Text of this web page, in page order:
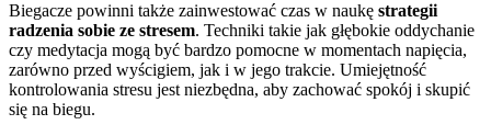
Biegacze powinni także zainwestować czas w naukę strategii
radzenia sobie ze stresem. Techniki takie jak głębokie oddychanie
czy medytacja mogą być bardzo pomocne w momentach napięcia,
zarówno przed wyścigiem, jak i w jego trakcie. Umiejętność
kontrolowania stresu jest niezbędna, aby zachować spokój i skupić
się na biegu.